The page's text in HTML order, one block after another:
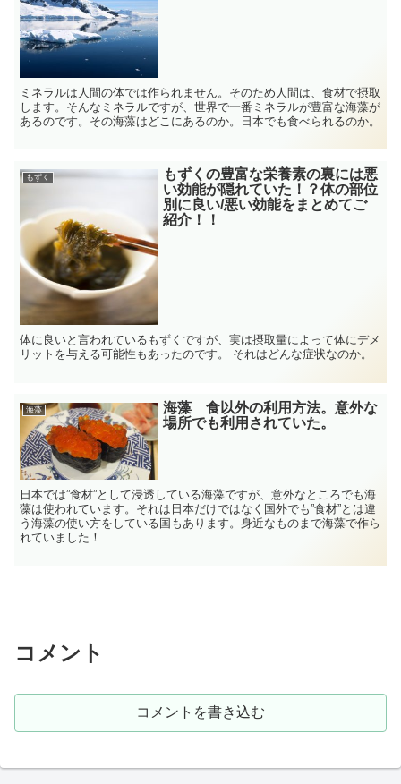
ミネラルは人間の体では作られません。そのため人間は、食材で摂取
します。そんなミネラルですが、世界で一番ミネラルが豊富な海藻が
あるのです。その海藻はどこにあるのか。日本でも食べられるのか。
もずく
もずくの豊富な栄養素の裏には悪
い効能が隠れていた！？体の部位
別に良い/悪い効能をまとめてご
紹介！！
体に良いと言われているもずくですが、実は摂取量によって体にデメ
リットを与える可能性もあったのです。 それはどんな症状なのか。
海藻
海藻 食以外の利用方法。意外な
場所でも利用されていた。
日本では”食材”として浸透している海藻ですが、意外なところでも海
藻は使われています。それは日本だけではなく国外でも”食材”とは違
う海藻の使い方をしている国もあります。身近なものまで海藻で作ら
れていました！
コメント
コメントを書き込む